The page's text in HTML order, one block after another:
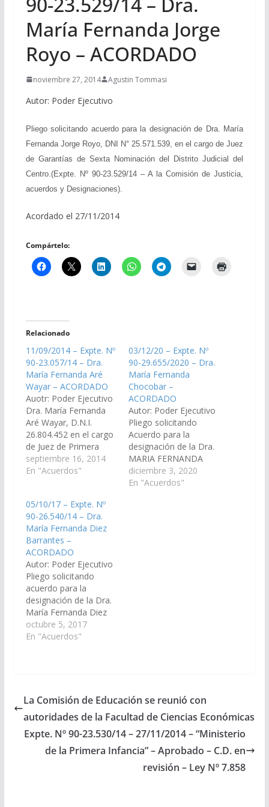
María Fernanda Jorge
Royo – ACORDADO
noviembre 27, 2014 Agustin Tommasi
Autor: Poder Ejecutivo
Pliego solicitando acuerdo para la designación de Dra. María
Fernanda Jorge Royo, DNI N° 25.571.539, en el cargo de Juez
de Garantías de Sexta Nominación del Distrito Judicial del
Centro.(Expte. Nº 90-23.529/14 – A la Comisión de Justicia,
acuerdos y Designaciones).
Acordado el 27/11/2014
Compártelo:
Relacionado
11/09/2014 – Expte. Nº
90-23.057/14 – Dra.
María Fernanda Aré
Wayar – ACORDADO
Auotr: Poder Ejecutivo
Dra. María Fernanda
Aré Wayar, D.N.I.
26.804.452 en el cargo
de Juez de Primera
Instancia en lo Civil y
Comercial de Onceava
Centro. (Expte. Nº 90-
23.057/14 - A la
Comisión de Justicia,
Acuerdos y
Designaciones).
Acordado el
23/10/2014
septiembre 16, 2014
En "Acuerdos"
03/12/20 – Expte. Nº
90-29.655/2020 – Dra.
María Fernanda
Chocobar –
ACORDADO
Autor: Poder Ejecutivo
Pliego solicitando
Acuerdo para la
designación de la Dra.
MARIA FERNANDA
CHOCOBAR, D.N.I Nº
29.074.905, como
diciembre 3, 2020
En "Acuerdos"
05/10/17 – Expte. Nº
90-26.540/14 – Dra.
María Fernanda Diez
Barrantes –
ACORDADO
Autor: Poder Ejecutivo
Pliego solicitando
acuerdo para la
designación de la Dra.
María Fernanda Diez
Barrantes, DNI N°
18.540.768, como
Quinta Nominación del
Centro. (Expte. Nº 90-
26.540/14 – A la
Comisión de Justicia,…
octubre 5, 2017
En "Acuerdos"
La Comisión de Educación se reunió con
autoridades de la Facultad de Ciencias Económicas
Expte. Nº 90-23.530/14 – 27/11/2014 – “Ministerio
de la Primera Infancia” – Aprobado – C.D. en
revisión – Ley Nº 7.858